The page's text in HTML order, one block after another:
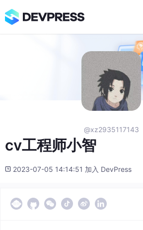
@xz2935117143
cv工程师小智
2023-07-05 14:14:51 加入 DevPress